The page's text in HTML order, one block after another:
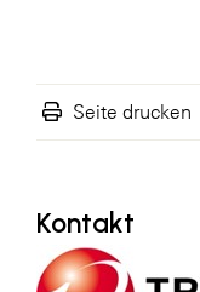
Seite drucken
Kontakt